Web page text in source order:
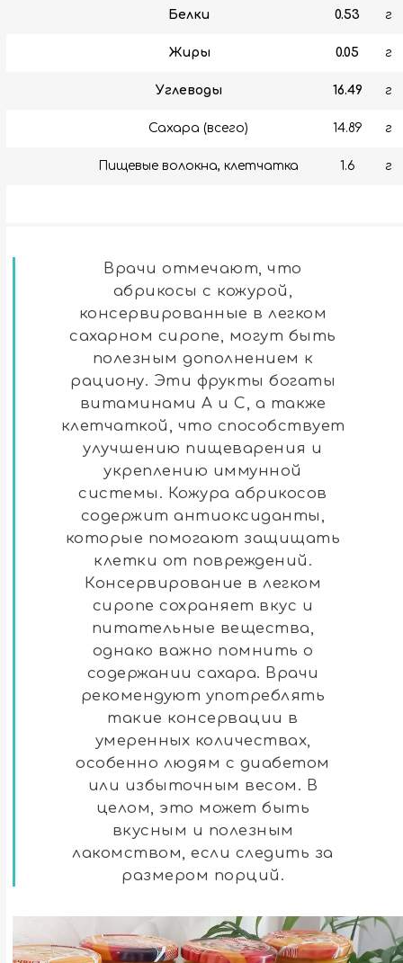
Белки 0.53 г
Жиры 0.05 г
Углеводы 16.49 г
Сахара (всего) 14.89 г
Пищевые волокна, клетчатка 1.6 г
Врачи отмечают, что
абрикосы с кожурой,
консервированные в легком
сахарном сиропе, могут быть
полезным дополнением к
рациону. Эти фрукты богаты
витаминами A и C, а также
клетчаткой, что способствует
улучшению пищеварения и
укреплению иммунной
системы. Кожура абрикосов
содержит антиоксиданты,
которые помогают защищать
клетки от повреждений.
Консервирование в легком
сиропе сохраняет вкус и
питательные вещества,
однако важно помнить о
содержании сахара. Врачи
рекомендуют употреблять
такие консервации в
умеренных количествах,
особенно людям с диабетом
или избыточным весом. В
целом, это может быть
вкусным и полезным
лакомством, если следить за
размером порций.